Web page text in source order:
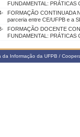
FUNDAMENTAL: PRÁTICAS
FORMAÇÃO CONTINUADA
parceria entre CE/UFPB e a
FORMAÇÃO DOCENTE
FUNDAMENTAL: PRÁTICAS
da Informação da UFPB /